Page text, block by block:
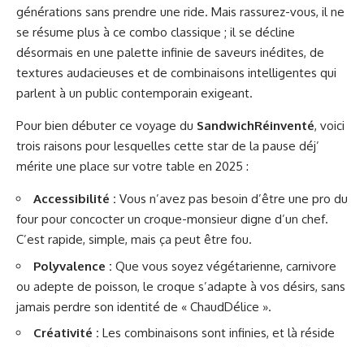
générations sans prendre une ride. Mais rassurez-vous, il ne
se résume plus à ce combo classique ; il se décline
désormais en une palette infinie de saveurs inédites, de
textures audacieuses et de combinaisons intelligentes qui
parlent à un public contemporain exigeant.
Pour bien débuter ce voyage du SandwichRéinventé, voici
trois raisons pour lesquelles cette star de la pause déj’
mérite une place sur votre table en 2025 :
Accessibilité : Vous n’avez pas besoin d’être une pro du
four pour concocter un croque-monsieur digne d’un chef.
C’est rapide, simple, mais ça peut être fou.
Polyvalence : Que vous soyez végétarienne, carnivore
ou adepte de poisson, le croque s’adapte à vos désirs, sans
jamais perdre son identité de « ChaudDélice ».
Créativité : Les combinaisons sont infinies, et là réside